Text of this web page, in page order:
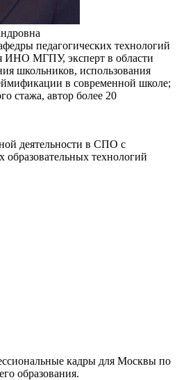
педагогических технологий
ИНО МГПУ, эксперт в области
школьников, использования
в современной школе;
стажа, автор более 20
деятельности в СПО с
технологий
кадры для Москвы по
образования.